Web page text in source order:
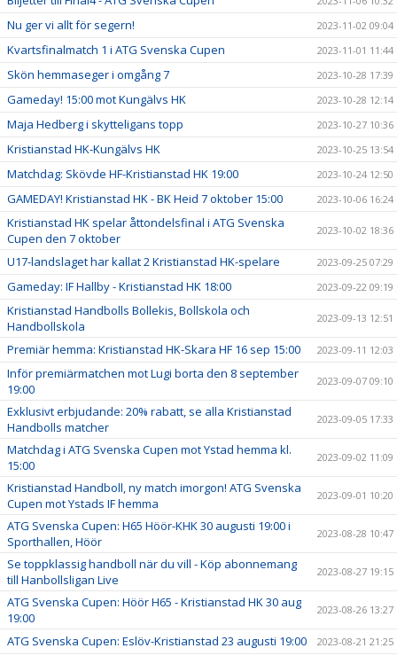
Nu ger vi allt för segern! 2023-11-02 09:04
Kvartsfinalmatch 1 i ATG Svenska Cupen 2023-11-01 11:44
Skön hemmaseger i omgång 7 2023-10-28 17:39
Gameday! 15:00 mot Kungälvs HK 2023-10-28 12:14
Maja Hedberg i skytteligans topp 2023-10-27 10:36
Kristianstad HK-Kungälvs HK 2023-10-25 13:54
Matchdag: Skövde HF-Kristianstad HK 19:00 2023-10-24 12:50
GAMEDAY! Kristianstad HK - BK Heid 7 oktober 15:00 2023-10-06 16:24
Kristianstad HK spelar åttondelsfinal i ATG Svenska
Cupen den 7 oktober
2023-10-02 18:36
U17-landslaget har kallat 2 Kristianstad HK-spelare 2023-09-25 07:29
Gameday: IF Hallby - Kristianstad HK 18:00 2023-09-22 09:19
Kristianstad Handbolls Bollekis, Bollskola och
Handbollskola
2023-09-13 12:51
Premiär hemma: Kristianstad HK-Skara HF 16 sep 15:00 2023-09-11 12:03
Inför premiärmatchen mot Lugi borta den 8 september
19:00
2023-09-07 09:10
Exklusivt erbjudande: 20% rabatt, se alla Kristianstad
Handbolls matcher
2023-09-05 17:33
Matchdag i ATG Svenska Cupen mot Ystad hemma kl.
15:00
2023-09-02 11:09
Kristianstad Handboll, ny match imorgon! ATG Svenska
Cupen mot Ystads IF hemma
2023-09-01 10:20
ATG Svenska Cupen: H65 Höör-KHK 30 augusti 19:00 i
Sporthallen, Höör
2023-08-28 10:47
Se toppklassig handboll när du vill - Köp abonnemang
till Hanbollsligan Live
2023-08-27 19:15
ATG Svenska Cupen: Höör H65 - Kristianstad HK 30 aug
19:00
2023-08-26 13:27
ATG Svenska Cupen: Eslöv-Kristianstad 23 augusti 19:00 2023-08-21 21:25